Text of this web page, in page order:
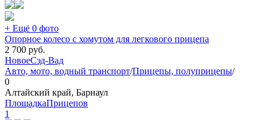
+ Ещё 0 фото
Опорное колесо с хомутом для легкового прицепа
2 700 руб.
НовоеСэд-Вад
Авто, мото, водный транспорт/Прицепы, полуприцепы/
0
Алтайский край, Барнаул
ПлощадкаПрицепов
1